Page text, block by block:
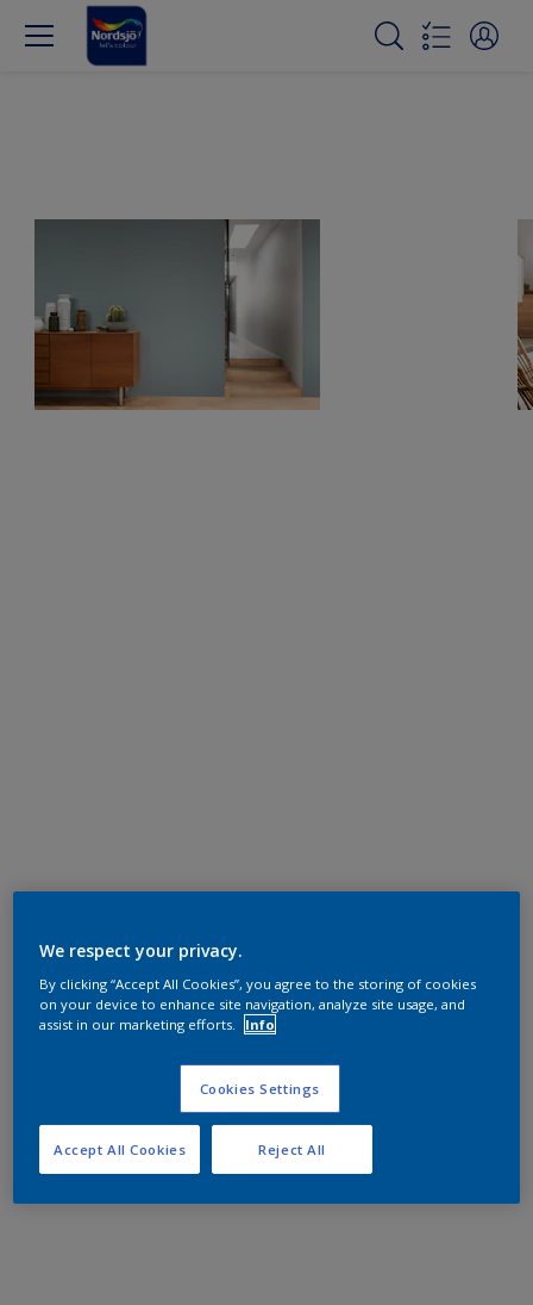
We respect your privacy.
By clicking “Accept All Cookies”, you agree to the storing of cookies
on your device to enhance site navigation, analyze site usage, and
assist in our marketing efforts.
Info
Cookies Settings
Reject All
Accept All Cookies